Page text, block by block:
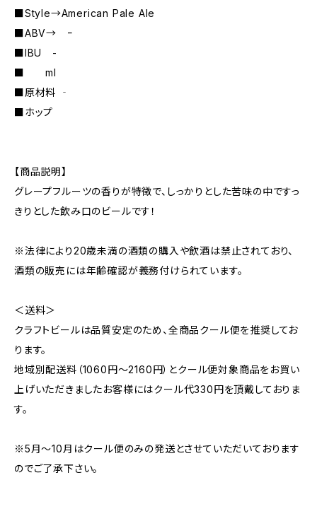
■Style→American Pale Ale
■ABV→ ｰ
■IBU -
■ ml
■原材料 ‐
■ホップ
【商品説明】
グレープフルーツの香りが特徴で、しっかりとした苦味の中ですっ
きりとした飲み口のビールです！
※法律により20歳未満の酒類の購入や飲酒は禁止されており、
酒類の販売には年齢確認が義務付けられています。
＜送料＞
クラフトビールは品質安定のため、全商品クール便を推奨してお
ります。
地域別配送料（1060円～2160円）とクール便対象商品をお買い
上げいただきましたお客様にはクール代330円を頂戴しておりま
す。
※5月～10月はクール便のみの発送とさせていただいております
のでご了承下さい。